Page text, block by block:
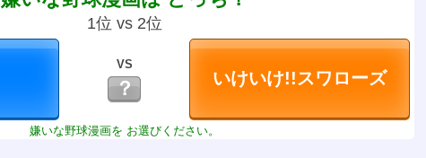
1位 vs 2位
VS
？
嫌いな野球漫画を お選びください。